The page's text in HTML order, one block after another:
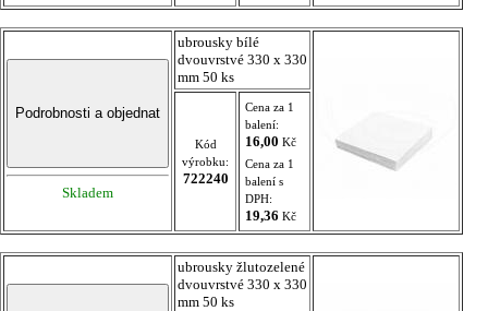
Skladem
ubrousky bílé
dvouvrstvé 330 x 330
mm 50 ks
Kód
výrobku:
722240
Cena za 1
balení:
16,00 Kč
Cena za 1
balení s
DPH:
19,36 Kč
ubrousky žlutozelené
dvouvrstvé 330 x 330
mm 50 ks